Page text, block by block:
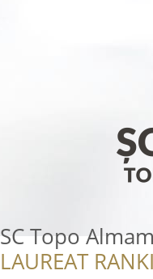
SC Topo
LAUREAT